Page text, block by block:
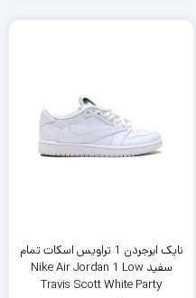
نایک ایرجردن 1 تراویس اسکات تمام
سفید Nike Air Jordan 1 Low
Travis Scott White Party